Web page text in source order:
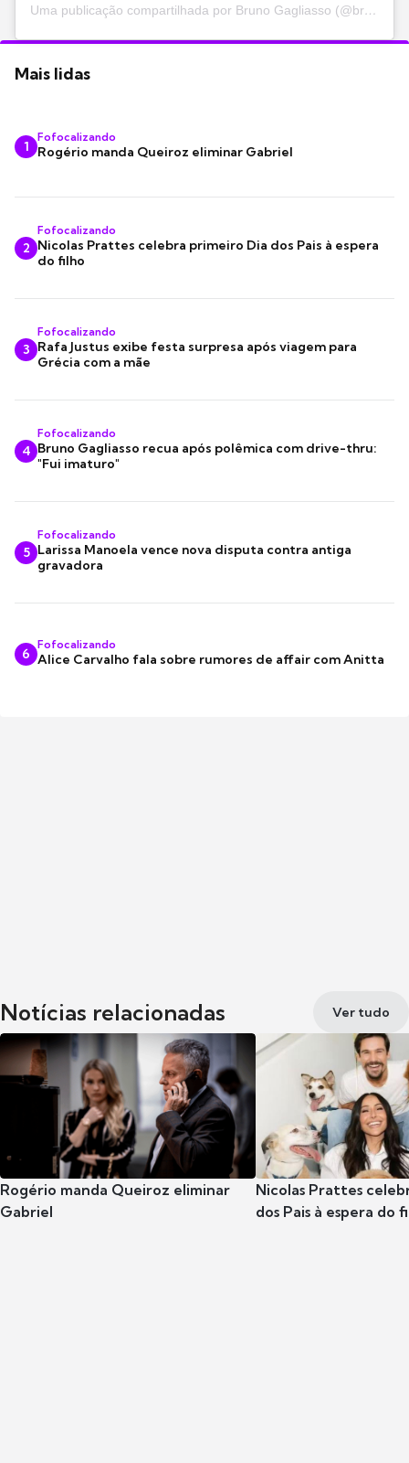
Uma publicação compartilhada por Bruno Gagliasso (@brunogagliasso)
Mais lidas
1
Fofocalizando
Rogério manda Queiroz eliminar Gabriel
2
Fofocalizando
Nicolas Prattes celebra primeiro Dia dos Pais à espera
do filho
3
Fofocalizando
Rafa Justus exibe festa surpresa após viagem para
Grécia com a mãe
4
Fofocalizando
Bruno Gagliasso recua após polêmica com drive-thru:
"Fui imaturo"
5
Fofocalizando
Larissa Manoela vence nova disputa contra antiga
gravadora
6
Fofocalizando
Alice Carvalho fala sobre rumores de affair com Anitta
Notícias relacionadas Ver tudo
Rogério manda Queiroz eliminar
Gabriel
Nicolas Prattes
dos Pais à espera do